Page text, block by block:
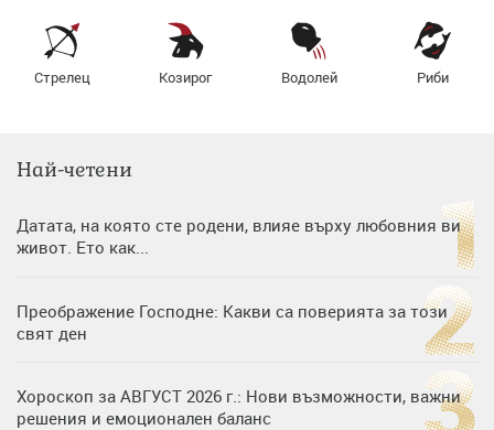
Стрелец Козирог Водолей Риби
Най-четени
Датата, на която сте родени, влияе върху любовния ви
живот. Ето как...
Преображение Господне: Какви са поверията за този
свят ден
Хороскоп за АВГУСТ 2026 г.: Нови възможности, важни
решения и емоционален баланс